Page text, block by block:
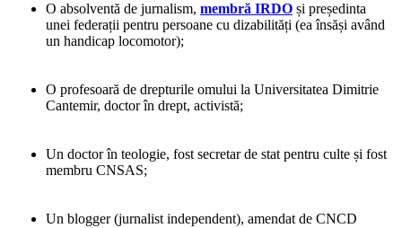
O absolventă de jurnalism, membră IRDO și președinta
unei federații pentru persoane cu dizabilități (ea însăși având
un handicap locomotor);
O profesoară de drepturile omului la Universitatea Dimitrie
Cantemir, doctor în drept, activistă;
Un doctor în teologie, fost secretar de stat pentru culte și fost
membru CNSAS;
Un blogger (jurnalist independent), amendat de CNCD